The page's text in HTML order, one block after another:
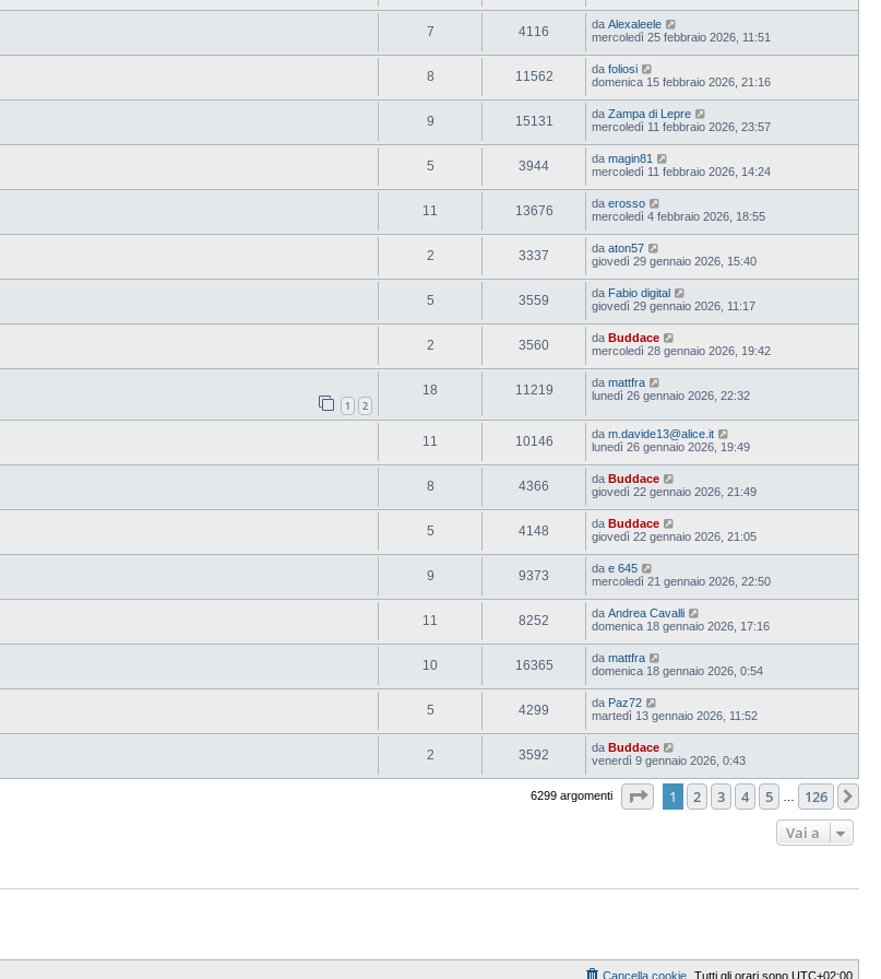
7 4116 da Alexaleele
mercoledì 25 febbraio 2026, 11:51
8 11562 da foliosi
domenica 15 febbraio 2026, 21:16
9 15131 da Zampa di Lepre
mercoledì 11 febbraio 2026, 23:57
5 3944 da magin81
mercoledì 11 febbraio 2026, 14:24
11 13676 da erosso
mercoledì 4 febbraio 2026, 18:55
2 3337 da aton57
giovedì 29 gennaio 2026, 15:40
5 3559 da Fabio digital
giovedì 29 gennaio 2026, 11:17
2 3560 da Buddace
mercoledì 28 gennaio 2026, 19:42
1 2
18 11219 da mattfra
lunedì 26 gennaio 2026, 22:32
11 10146 da m.davide13@alice.it
lunedì 26 gennaio 2026, 19:49
8 4366 da Buddace
giovedì 22 gennaio 2026, 21:49
5 4148 da Buddace
giovedì 22 gennaio 2026, 21:05
9 9373 da e 645
mercoledì 21 gennaio 2026, 22:50
11 8252 da Andrea Cavalli
domenica 18 gennaio 2026, 17:16
10 16365 da mattfra
domenica 18 gennaio 2026, 0:54
5 4299 da Paz72
martedì 13 gennaio 2026, 11:52
2 3592 da Buddace
venerdì 9 gennaio 2026, 0:43
6299 argomenti Pagina1 di 126
1 2 3 4 5 126
Vai a
Tutti gli orari sono UTC+02:00
Cancella cookie